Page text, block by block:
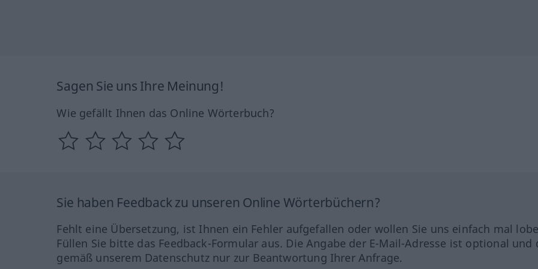
Sagen Sie uns Ihre Meinung!
Wie gefällt Ihnen das Online Wörterbuch?
Sie haben Feedback zu unseren Online Wörterbüchern?
Fehlt eine Übersetzung, ist Ihnen ein Fehler aufgefallen oder wollen Sie uns einfach mal
Füllen Sie bitte das Feedback-Formular aus. Die Angabe der E-Mail-Adresse ist optional und
gemäß unserem Datenschutz nur zur Beantwortung Ihrer Anfrage.